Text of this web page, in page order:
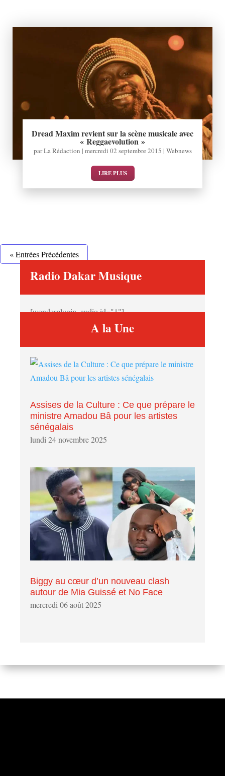
Dread Maxim revient sur la scène musicale avec
« Reggaevolution »
parLa Rédaction | mercredi 02 septembre 2015 | Webnews
LIRE PLUS
« Entrées Précédentes
Radio Dakar Musique
[wonderplugin_audio id="1"]
A la Une
Assises de la Culture : Ce que prépare le
ministre Amadou Bâ pour les artistes
sénégalais
lundi 24 novembre 2025
Biggy au cœur d’un nouveau clash
autour de Mia Guissé et No Face
mercredi 06 août 2025